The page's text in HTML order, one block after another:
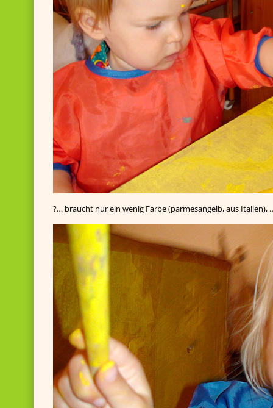
?… braucht nur ein wenig Farbe (parmesangelb, aus Italien),